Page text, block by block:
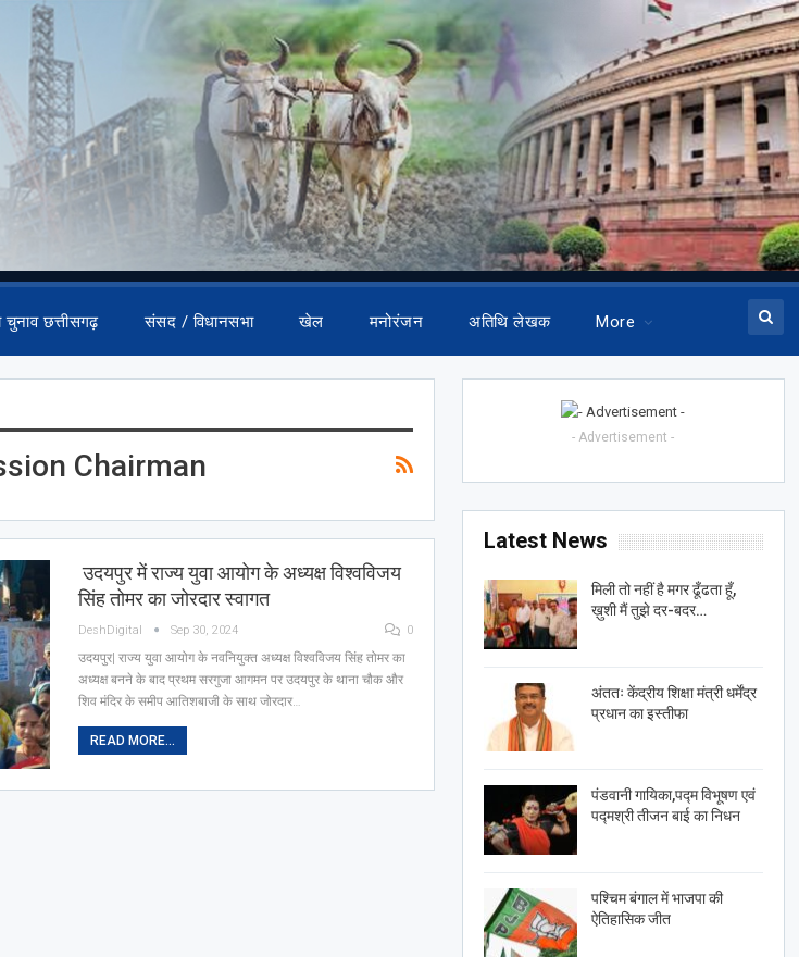
चुनाव छत्तीसगढ़ संसद / विधानसभा खेल मनोरंजन अतिथि लेखक More
Chairman
उदयपुर में राज्य युवा आयोग के अध्यक्ष विश्वविजय
सिंह तोमर का जोरदार स्वागत
DeshDigital Sep 30, 2024 0
उदयपुर| राज्य युवा आयोग के नवनियुक्त अध्यक्ष विश्वविजय सिंह तोमर का
अध्यक्ष बनने के बाद प्रथम सरगुजा आगमन पर उदयपुर के थाना चौक और
शिव मंदिर के समीप आतिशबाजी के साथ जोरदार…
READ MORE...
- Advertisement -
Latest News
मिली तो नहीं है मगर ढूँढता हूँ,
ख़ुशी मैं तुझे दर-बदर…
अंततः केंद्रीय शिक्षा मंत्री धर्मेंद्र
प्रधान का इस्तीफा
पंडवानी गायिका,पद्म विभूषण एवं
पद्मश्री तीजन बाई का निधन
पश्चिम बंगाल में भाजपा की
ऐतिहासिक जीत